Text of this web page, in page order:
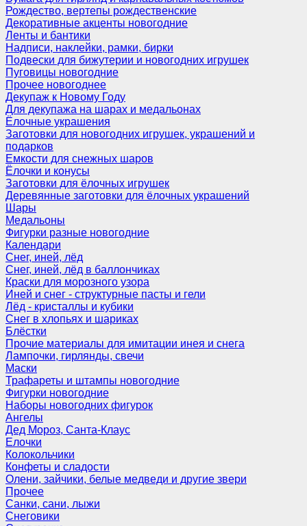
Рождество, вертепы рождественские
Декоративные акценты новогодние
Ленты и бантики
Надписи, наклейки, рамки, бирки
Подвески для бижутерии и новогодних игрушек
Пуговицы новогодние
Прочее новогоднее
Декупаж к Новому Году
Для декупажа на шарах и медальонах
Ёлочные украшения
Заготовки для новогодних игрушек, украшений и
подарков
Емкости для снежных шаров
Ёлочки и конусы
Заготовки для ёлочных игрушек
Деревянные заготовки для ёлочных украшений
Шары
Медальоны
Фигурки разные новогодние
Календари
Снег, иней, лёд
Снег, иней, лёд в баллончиках
Краски для морозного узора
Иней и снег - структурные пасты и гели
Лёд - кристаллы и кубики
Снег в хлопьях и шариках
Блёстки
Прочие материалы для имитации инея и снега
Лампочки, гирлянды, свечи
Маски
Трафареты и штампы новогодние
Фигурки новогодние
Наборы новогодних фигурок
Ангелы
Дед Мороз, Санта-Клаус
Елочки
Колокольчики
Конфеты и сладости
Олени, зайчики, белые медведи и другие звери
Прочее
Санки, сани, лыжи
Снеговики